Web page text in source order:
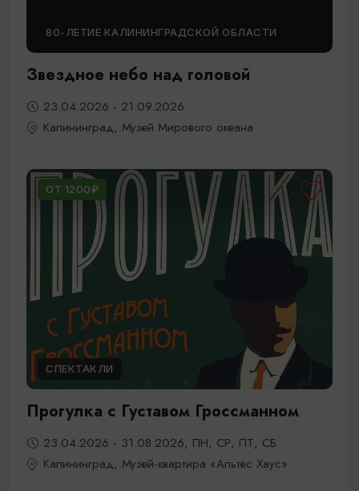
80-ЛЕТИЕ КАЛИНИНГРАДСКОЙ ОБЛАСТИ
Звездное небо над головой
23.04.2026 - 21.09.2026
Калининград, Музей Мирового океана
ОТ 1200₽
СПЕКТАКЛИ
Прогулка с Густавом Гроссманном
23.04.2026 - 31.08.2026, ПН, СР, ПТ, СБ
Калининград, Музей-квартира «Альтес Хаус»